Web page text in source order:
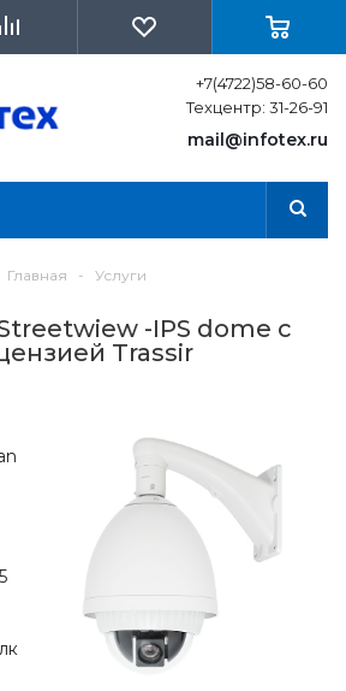
+7(4722)58-60-60
Техцентр: 31-26-91
mail@infotex.ru
Главная - Услуги
-IPS dome с
Trassir